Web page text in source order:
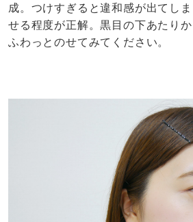
成。つけすぎると違和感が出てし
せる程度が正解。黒目の下あたりか
ふわっとのせてみてください。